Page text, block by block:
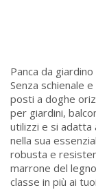
Panca da
Senza schienale
posti a doghe
per giardini,
utilizzi e si adatta
nella sua
robusta e
marrone del
classe in più ai